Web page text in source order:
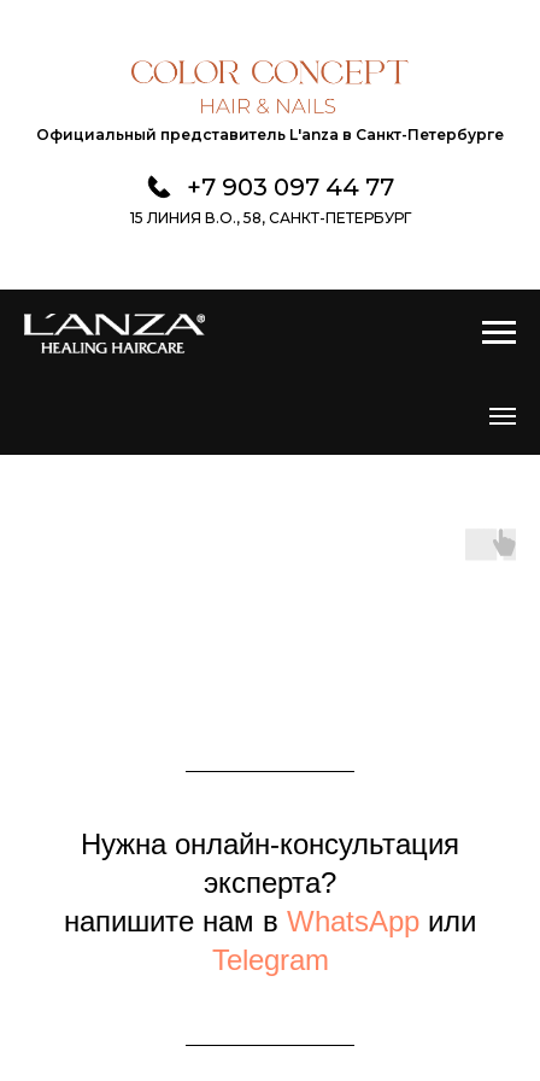
Официальный представитель L'anza в Санкт-Петербурге
+7 903 097 44 77
15 ЛИНИЯ В.О., 58, САНКТ-ПЕТЕРБУРГ
Нужна онлайн-консультация
эксперта?
напишите нам в WhatsApp или
Telegram